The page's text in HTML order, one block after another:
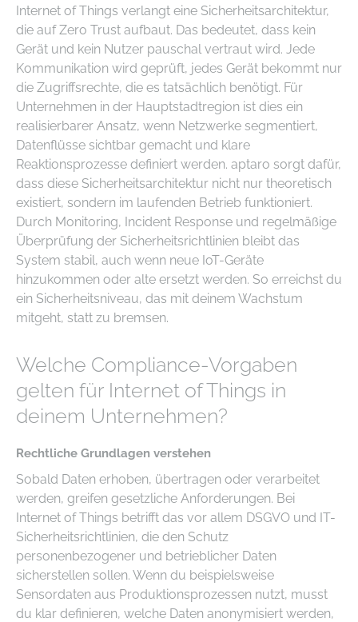
Internet of Things verlangt eine Sicherheitsarchitektur,
die auf Zero Trust aufbaut. Das bedeutet, dass kein
Gerät und kein Nutzer pauschal vertraut wird. Jede
Kommunikation wird geprüft, jedes Gerät bekommt nur
die Zugriffsrechte, die es tatsächlich benötigt. Für
Unternehmen in der Hauptstadtregion ist dies ein
realisierbarer Ansatz, wenn Netzwerke segmentiert,
Datenflüsse sichtbar gemacht und klare
Reaktionsprozesse definiert werden. aptaro sorgt dafür,
dass diese Sicherheitsarchitektur nicht nur theoretisch
existiert, sondern im laufenden Betrieb funktioniert.
Durch Monitoring, Incident Response und regelmäßige
Überprüfung der Sicherheitsrichtlinien bleibt das
System stabil, auch wenn neue IoT-Geräte
hinzukommen oder alte ersetzt werden. So erreichst du
ein Sicherheitsniveau, das mit deinem Wachstum
mitgeht, statt zu bremsen.
Welche Compliance-Vorgaben
gelten für Internet of Things in
deinem Unternehmen?
Rechtliche Grundlagen verstehen
Sobald Daten erhoben, übertragen oder verarbeitet
werden, greifen gesetzliche Anforderungen. Bei
Internet of Things betrifft das vor allem DSGVO und IT-
Sicherheitsrichtlinien, die den Schutz
personenbezogener und betrieblicher Daten
sicherstellen sollen. Wenn du beispielsweise
Sensordaten aus Produktionsprozessen nutzt, musst
du klar definieren, welche Daten anonymisiert werden,